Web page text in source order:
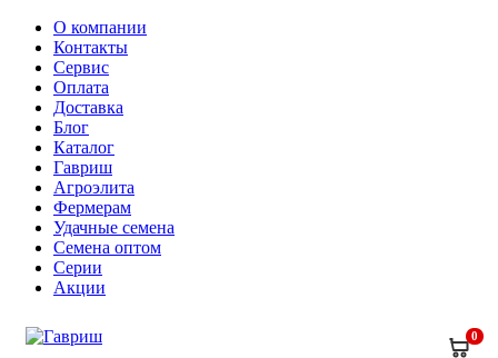
О компании
Контакты
Сервис
Оплата
Доставка
Блог
Каталог
Гавриш
Агроэлита
Фермерам
Удачные семена
Семена оптом
Серии
Акции
0